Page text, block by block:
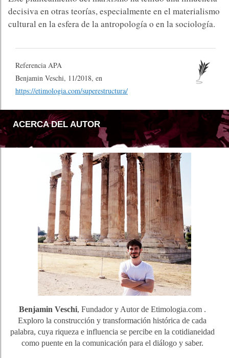
decisiva en otras teorías, especialmente en el materialismo
cultural en la esfera de la antropología o en la sociología.
Referencia APA
Benjamin Veschi, 11/2018, en
https://etimologia.com/superestructura/
ACERCA DEL AUTOR
Benjamin Veschi, Fundador y Autor de Etimologia.com .
Exploro la construcción y transformación histórica de cada
palabra, cuya riqueza e influencia se percibe en la cotidianeidad
como puente en la comunicación para el diálogo y saber.